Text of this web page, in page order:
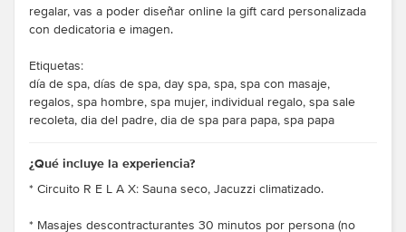
regalar, vas a poder diseñar online la gift card personalizada
con dedicatoria e imagen.
Etiquetas:
día de spa, días de spa, day spa, spa, spa con masaje,
regalos, spa hombre, spa mujer, individual regalo, spa sale
recoleta, dia del padre, dia de spa para papa, spa papa
¿Qué incluye la experiencia?
* Circuito R E L A X: Sauna seco, Jacuzzi climatizado.
* Masajes descontracturantes 30 minutos por persona (no